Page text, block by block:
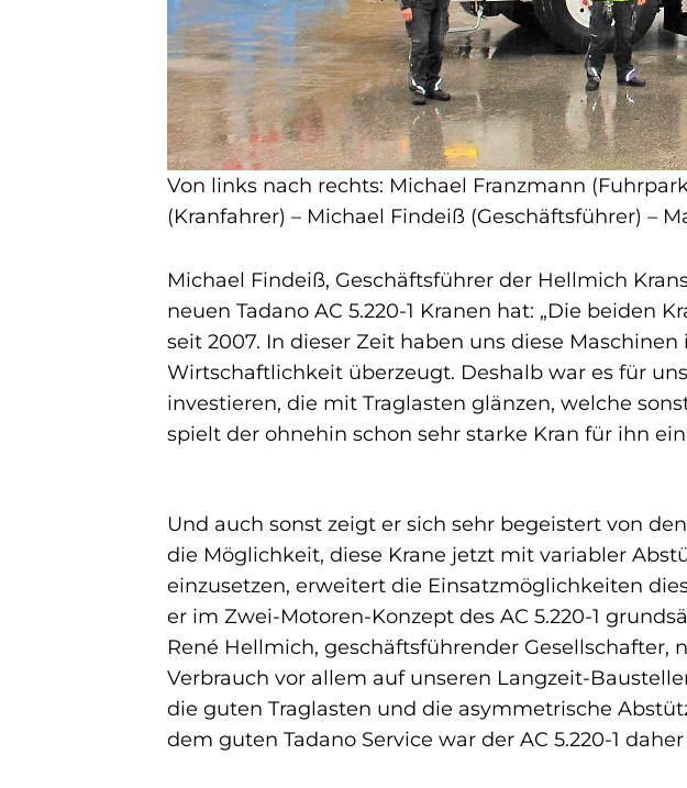
Von links nach rechts: Michael Franzmann
(Kranfahrer) – Michael Findeiß (Geschäftsführer) –
Michael Findeiß, Geschäftsführer der Hellmich
neuen Tadano AC 5.220-1 Kranen hat: „Die beiden
seit 2007. In dieser Zeit haben uns diese
Wirtschaftlichkeit überzeugt. Deshalb war es für
investieren, die mit Traglasten glänzen, welche
spielt der ohnehin schon sehr starke Kran für ihn
Und auch sonst zeigt er sich sehr begeistert von
die Möglichkeit, diese Krane jetzt mit variabler
einzusetzen, erweitert die Einsatzmöglichkeiten
er im Zwei-Motoren-Konzept des AC 5.220-1
René Hellmich, geschäftsführender Gesellschafter,
Verbrauch vor allem auf unseren Langzeit-
die guten Traglasten und die asymmetrische
dem guten Tadano Service war der AC 5.220-1